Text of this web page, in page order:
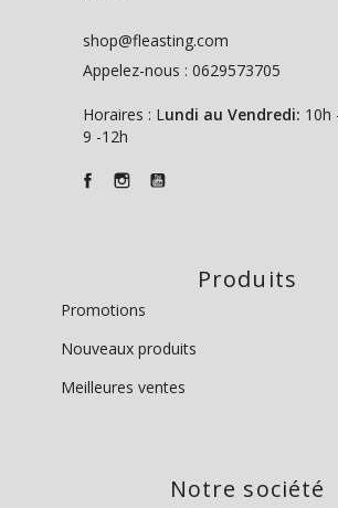
shop@fleasting.com
Appelez-nous : 0629573705
Horaires : Lundi au Vendredi: 10h
9 -12h
Produits
Promotions
Nouveaux produits
Meilleures ventes
Notre société